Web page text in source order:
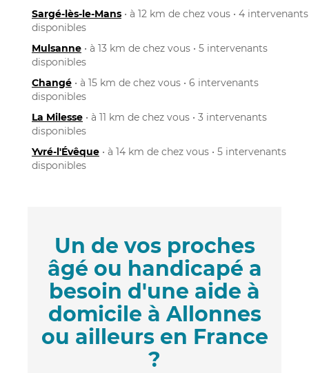
Sargé-lès-le-Mans • à 12 km de chez vous • 4 intervenants
disponibles
Mulsanne • à 13 km de chez vous • 5 intervenants
disponibles
Changé • à 15 km de chez vous • 6 intervenants
disponibles
La Milesse • à 11 km de chez vous • 3 intervenants
disponibles
Yvré-l'Évêque • à 14 km de chez vous • 5 intervenants
disponibles
Un de vos proches
âgé ou handicapé a
besoin d'une aide à
domicile à Allonnes
ou ailleurs en France
?